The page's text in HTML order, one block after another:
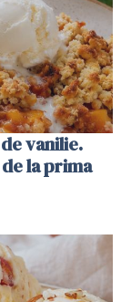
vanilie.
la prima